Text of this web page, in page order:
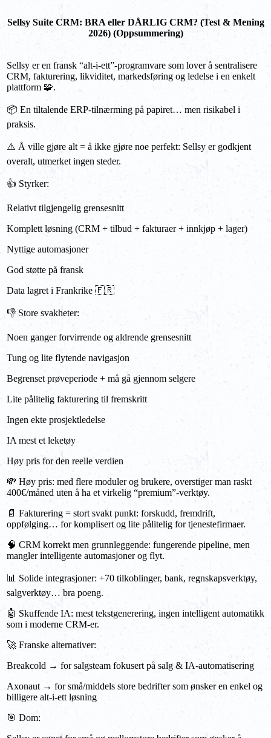
Sellsy Suite CRM: BRA eller DÅRLIG CRM? (Test & Mening
2026) (Oppsummering)
Sellsy er en fransk “alt-i-ett”-programvare som lover å sentralisere
CRM, fakturering, likviditet, markedsføring og ledelse i en enkelt
plattform 🧩.
📦 En tiltalende ERP-tilnærming på papiret… men risikabel i
praksis.
⚠️ Å ville gjøre alt = å ikke gjøre noe perfekt: Sellsy er godkjent
overalt, utmerket ingen steder.
👍 Styrker:
Relativt tilgjengelig grensesnitt
Komplett løsning (CRM + tilbud + fakturaer + innkjøp + lager)
Nyttige automasjoner
God støtte på fransk
Data lagret i Frankrike 🇫🇷
👎 Store svakheter:
Noen ganger forvirrende og aldrende grensesnitt
Tung og lite flytende navigasjon
Begrenset prøveperiode + må gå gjennom selgere
Lite pålitelig fakturering til fremskritt
Ingen ekte prosjektledelse
IA mest et leketøy
Høy pris for den reelle verdien
💸 Høy pris: med flere moduler og brukere, overstiger man raskt
400€/måned uten å ha et virkelig “premium”-verktøy.
📄 Fakturering = stort svakt punkt: forskudd, fremdrift,
oppfølging… for komplisert og lite pålitelig for tjenestefirmaer.
🧠 CRM korrekt men grunnleggende: fungerende pipeline, men
mangler intelligente automasjoner og flyt.
📊 Solide integrasjoner: +70 tilkoblinger, bank, regnskapsverktøy,
salgverktøy… bra poeng.
🤖 Skuffende IA: mest tekstgenerering, ingen intelligent automatikk
som i moderne CRM-er.
🚀 Franske alternativer:
Breakcold → for salgsteam fokusert på salg & IA-automatisering
Axonaut → for små/middels store bedrifter som ønsker en enkel og
billigere alt-i-ett løsning
🎯 Dom: